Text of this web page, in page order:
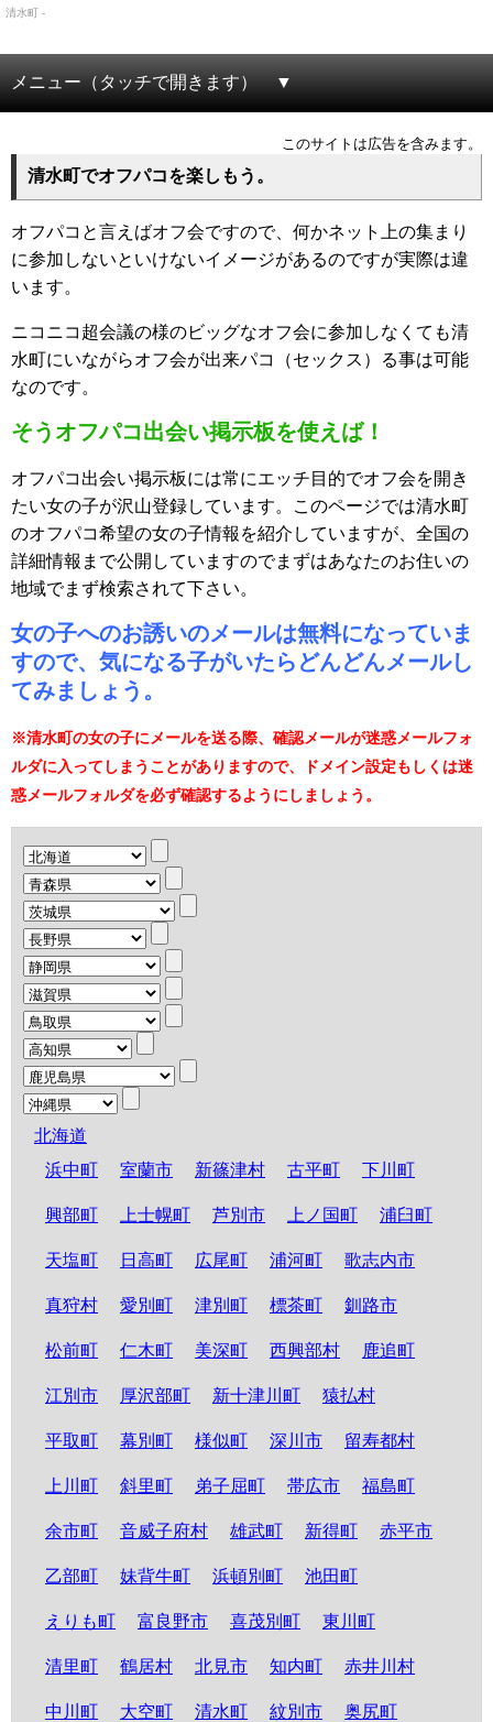
清水町 -
メニュー（タッチで開きます）
このサイトは広告を含みます。
清水町でオフパコを楽しもう。
オフパコと言えばオフ会ですので、何かネット上の集まり
に参加しないといけないイメージがあるのですが実際は違
います。
ニコニコ超会議の様のビッグなオフ会に参加しなくても清
水町にいながらオフ会が出来パコ（セックス）る事は可能
なのです。
そうオフパコ出会い掲示板を使えば！
オフパコ出会い掲示板には常にエッチ目的でオフ会を開き
たい女の子が沢山登録しています。このページでは清水町
のオフパコ希望の女の子情報を紹介していますが、全国の
詳細情報まで公開していますのでまずはあなたのお住いの
地域でまず検索されて下さい。
女の子へのお誘いのメールは無料になっていま
すので、気になる子がいたらどんどんメールし
てみましょう。
※清水町の女の子にメールを送る際、確認メールが迷惑メールフォ
ルダに入ってしまうことがありますので、ドメイン設定もしくは迷
惑メールフォルダを必ず確認するようにしましょう。
北海道
浜中町
室蘭市 新篠津村 古平町 下川町
興部町 上士幌町 芦別市 上ノ国町 浦臼町
天塩町 日高町 広尾町 浦河町 歌志内市
真狩村 愛別町 津別町 標茶町 釧路市
松前町 仁木町 美深町 西興部村 鹿追町
江別市 厚沢部町 新十津川町 猿払村
平取町 幕別町 様似町 深川市 留寿都村
上川町 斜里町 弟子屈町 帯広市 福島町
余市町 音威子府村 雄武町 新得町 赤平市
乙部町 妹背牛町 浜頓別町 池田町
えりも町 富良野市 喜茂別町 東川町
清里町 鶴居村 北見市 知内町 赤井川村
中川町 大空町 清水町 紋別市 奥尻町